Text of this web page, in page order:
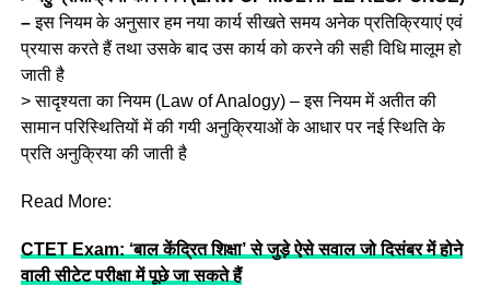
–इस नियम के अनुसार हम नया कार्य सीखते समय अनेक प्रतिक्रियाएं एवं
प्रयास करते हैं तथा उसके बाद उस कार्य को करने की सही विधि मालूम हो
जाती है
> सादृश्यता का नियम (Law of Analogy) – इस नियम में अतीत की
सामान परिस्थितियों में की गयी अनुक्रियाओं के आधार पर नई स्थिति के
प्रति अनुक्रिया की जाती है
Read More:
CTET Exam: ‘बाल केंद्रित शिक्षा’ से जुड़े ऐसे सवाल जो दिसंबर में होने
वाली सीटेट परीक्षा में पूछे जा सकते हैं